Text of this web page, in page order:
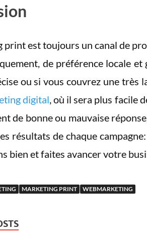
print est toujours un canal de
de préférence locale
ou si vous couvrez une très
digital, où il sera plus facile
de bonne ou mauvaise
résultats de chaque
bien et faites avancer votre
MARKETING PRINT WEBMARKETING